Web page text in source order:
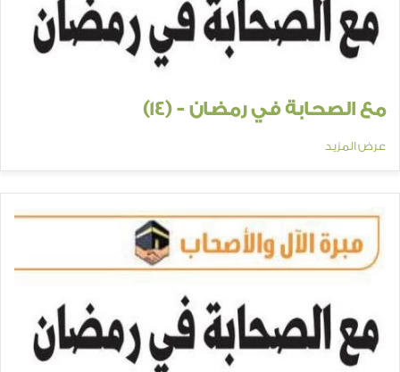
مع الصحابة في رمضان - (14)
عرض المزيد